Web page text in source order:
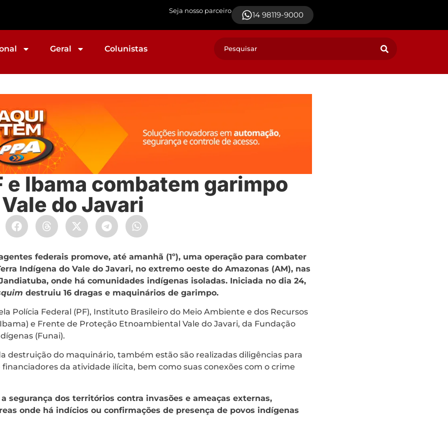
Seja nosso parceiro 14 98119-9000
Geral Colunistas
e Ibama combatem garimpo
do Javari
federais promove, até amanhã (1º), uma operação para combater
Indígena do Vale do Javari, no extremo oeste do Amazonas (AM), nas
onde há comunidades indígenas isoladas. Iniciada no dia 24,
destruiu 16 dragas e maquinários de garimpo.
Polícia Federal (PF), Instituto Brasileiro do Meio Ambiente e dos Recursos
e Frente de Proteção Etnoambiental Vale do Javari, da Fundação
(Funai).
destruição do maquinário, também estão são realizadas diligências para
da atividade ilícita, bem como suas conexões com o crime
segurança dos territórios contra invasões e ameaças externas,
onde há indícios ou confirmações de presença de povos indígenas